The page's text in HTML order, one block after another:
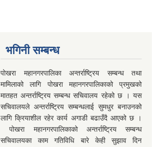
भगिनी सम्बन्ध
पोखरा महानगरपालिका अन्तर्राष्ट्रिय सम्बन्ध तथा
मामिलाको लागि पोखरा महानगरपालिकाको प्रमुखको
मातहत अन्तर्राष्ट्रिय सम्बन्ध सचिवालय रहेको छ । यस
सचिवालयले अन्तर्राष्ट्रिय सम्बन्धलाई सुमधुर बनाउनको
लागि क्रियाशील रहेर कार्य अगाडी बढाउँदै आएको छ ।
पोखरा महानगरपालिकाको अन्तर्राष्ट्रिय सम्बन्ध
सचिवालयका काम गतिविधि बारे केही सुझाव दिन